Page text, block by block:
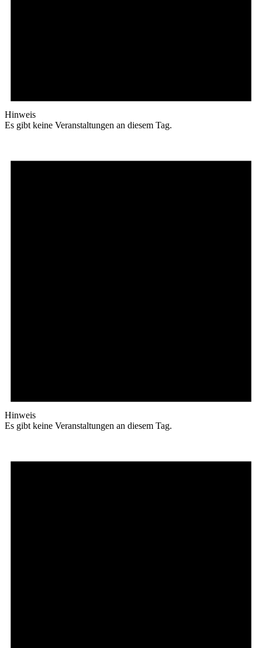
Hinweis
Es gibt keine Veranstaltungen an diesem Tag.
Hinweis
Es gibt keine Veranstaltungen an diesem Tag.